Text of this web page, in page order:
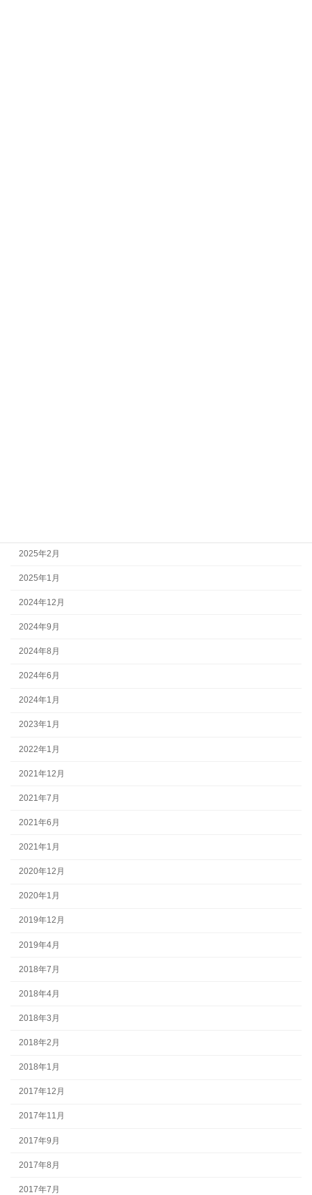
2025年2月
2025年1月
2024年12月
2024年9月
2024年8月
2024年6月
2024年1月
2023年1月
2022年1月
2021年12月
2021年7月
2021年6月
2021年1月
2020年12月
2020年1月
2019年12月
2019年4月
2018年7月
2018年4月
2018年3月
2018年2月
2018年1月
2017年12月
2017年11月
2017年9月
2017年8月
2017年7月